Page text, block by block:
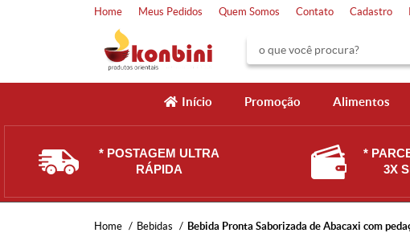
Home Meus Pedidos Quem Somos Contato Cadastro
Início Promoção Alimentos
* POSTAGEM ULTRA
RÁPIDA
*
3X
Home Bebidas Bebida Pronta Saborizada de Abacaxi com